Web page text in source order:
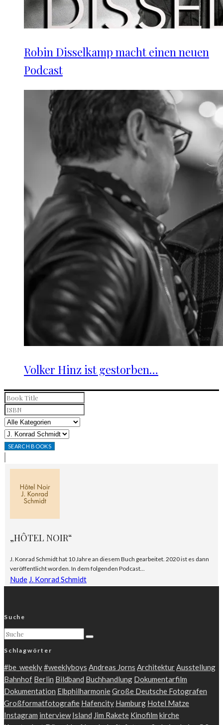
Robin Disselkamp macht einen neuen
Podcast
Volker Hinz ist gestorben…
„HÔTEL NOIR“
J. Konrad Schmidt hat 10 Jahre an diesem Buch gearbeitet. 2020 ist es dann
veröffentlicht worden. In dem folgenden Podcast...
Nude J. Konrad Schmidt
Suche
Schlagwörter
#be_weekly#weeklyboys Andreas Jorns ArchitekturAusstellung
Bahnhof Berlin Bildband Buchhandlung Dokumentarfilm
Dokumentation ElbphilharmonieGroße Deutsche Fotografen
Großformatfotografie Hafencity Hamburg Hotel Matze
Instagram interview Island Jim Rakete Kinofilm kirche